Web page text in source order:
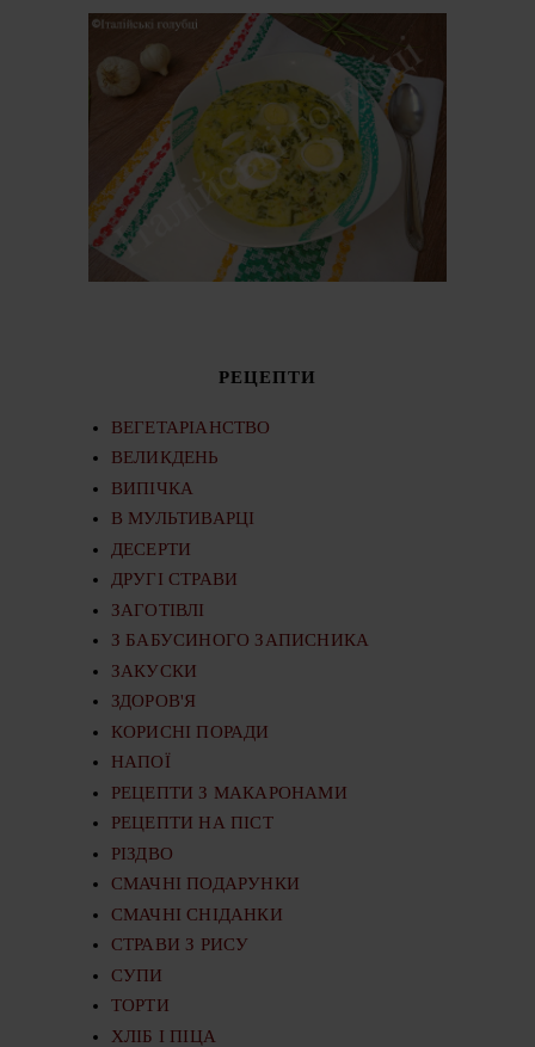
РЕЦЕПТИ
ВЕГЕТАРІАНСТВО
ВЕЛИКДЕНЬ
ВИПІЧКА
В МУЛЬТИВАРЦІ
ДЕСЕРТИ
ДРУГІ СТРАВИ
ЗАГОТІВЛІ
З БАБУСИНОГО ЗАПИСНИКА
ЗАКУСКИ
ЗДОРОВ'Я
КОРИСНІ ПОРАДИ
НАПОЇ
РЕЦЕПТИ З МАКАРОНАМИ
РЕЦЕПТИ НА ПІСТ
РІЗДВО
СМАЧНІ ПОДАРУНКИ
СМАЧНІ СНІДАНКИ
СТРАВИ З РИСУ
СУПИ
ТОРТИ
ХЛІБ І ПІЦА